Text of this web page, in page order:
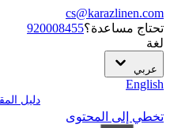
cs@karazlinen.com
تحتاج مساعدة؟920008455
لغة
عربي
English
دليل
تخطي إلى المحتوى